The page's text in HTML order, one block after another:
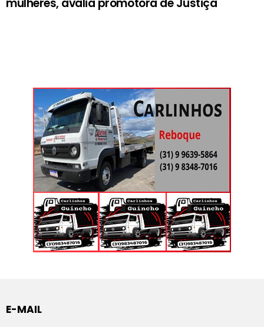
mulheres, avalia promotora de Justiça
E-MAIL